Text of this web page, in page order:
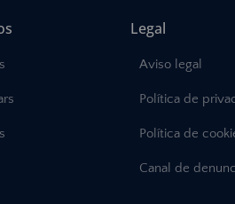
Legal
Aviso legal
Política de
Política de
Canal de